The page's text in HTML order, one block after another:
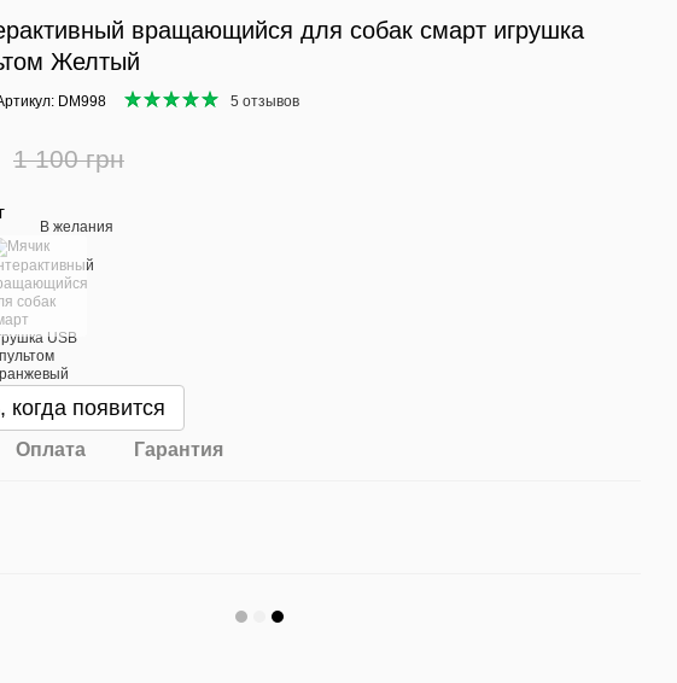
вращающийся для собак смарт игрушка
Желтый
DM998 5 отзывов
1 100 грн
В желания
появится
Оплата Гарантия